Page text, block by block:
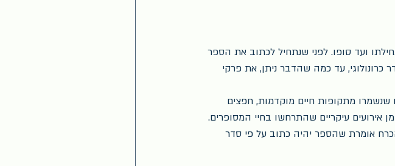
ועד סופו. לפני שנתחיל לכתוב את הספר
כרונולוגי, עד כמה שהדבר ניתן, את פרקי
שנשמרו מתקופות חיים מוקדמות, חפצים
אירועים עיקריים שהתרחשו בחיי המסופרים.
אומרת שהספר יהיה כתוב על פי סדר